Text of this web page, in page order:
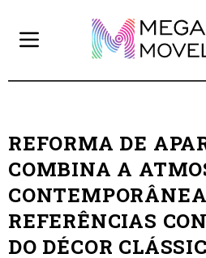
REFORMA DE
COMBINA A
REFERÊNCIAS
DO DÉCOR